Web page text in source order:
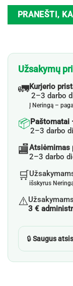
PRANEŠTI,
Užsakymų
🚛Kurjerio
2–3 darbo
Į Neringą –
📦Paštomatai
2–3 darbo
🏬Atsiėmimas
2–3 darbo
🛒
išskyrus
⚠️
3 €
🔒Saugus